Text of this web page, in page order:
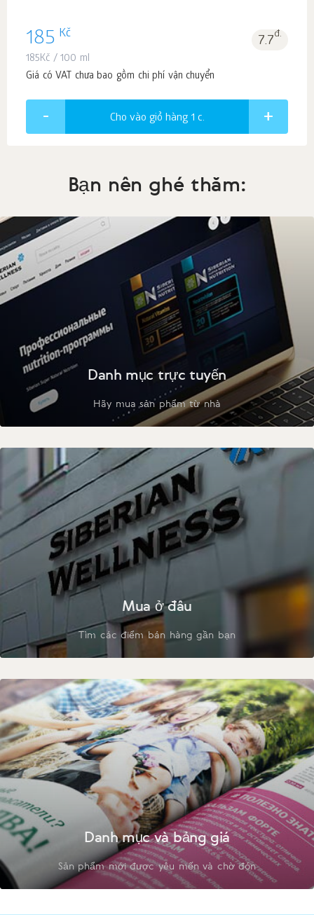
185 Kč 7.7đ.
185Kč / 100 ml
Giá có VAT chưa bao gồm chi phí vận chuyển
Cho vào giỏ hàng 1 c.
Bạn nên ghé thăm:
Danh mục trực tuyến
Hãy mua sản phẩm từ nhà
Mua ở đâu
Tìm các điểm bán hàng gần bạn
Danh mục và bảng giá
Sản phẩm mới được yêu mến và chờ đón